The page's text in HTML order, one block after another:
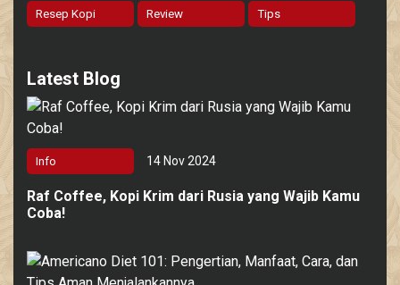
Resep Kopi Review Tips
Latest Blog
Info 14 Nov 2024
Raf Coffee, Kopi Krim dari Rusia yang Wajib Kamu
Coba!